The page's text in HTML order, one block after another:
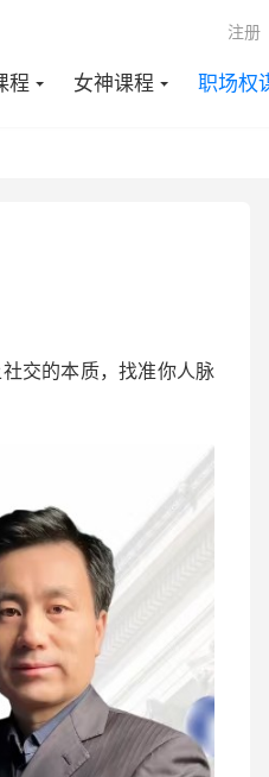
程 女神课程 职场权
注册
交的本质，找准你人脉